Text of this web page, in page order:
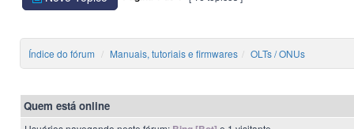
Índice do fórum Manuais, tutoriais e firmwares OLTs / ONUs
Quem está online